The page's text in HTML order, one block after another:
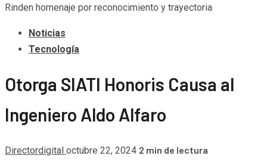
Rinden homenaje por reconocimiento y trayectoria
Noticias
Tecnología
Otorga SIATI Honoris Causa al
Ingeniero Aldo Alfaro
Directordigital octubre 22, 2024 2 min de lectura